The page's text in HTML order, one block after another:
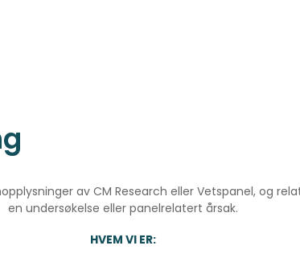
av CM Research eller Vetspanel, og
en undersøkelse eller panelrelatert årsak.
HVEM VI ER: